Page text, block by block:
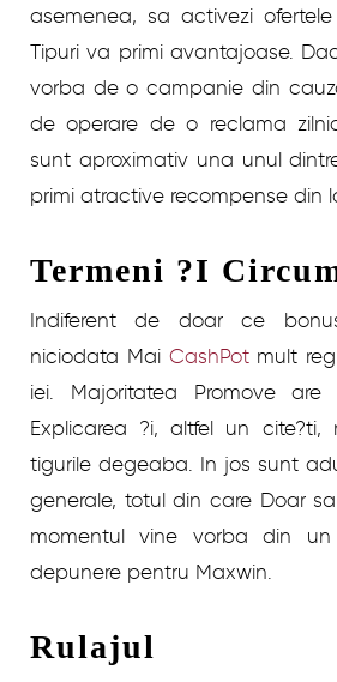
asemenea, sa activezi
Tipuri va primi avantajoase.
vorba de o campanie din
de operare de o reclama
sunt aproximativ una unul
primi atractive recompense din
Termeni ?i
Indiferent de doar ce
niciodata Mai CashPotmult
iei. Majoritatea Promove
Explicarea ?i, altfel un cite?ti,
tigurile degeaba. In jos sunt
generale, totul din care Doar
momentul vine vorba din
depunere pentru Maxwin.
Rulajul